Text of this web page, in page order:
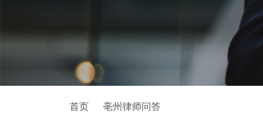
首页 亳州律师问答